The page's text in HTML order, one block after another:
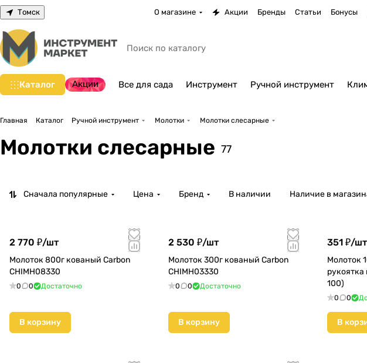
Томск О магазине Акции Бренды Статьи Бонусы
Каталог Акции Все для сада Инструмент Ручной инструмент
Главная Каталог Ручной инструмент Молотки Молотки слесарные
Молотки слесарные 77
Сначала популярные Цена Бренд В наличии Наличие в
2 770 ₽/шт
Молоток 800г кованый Carbon
CHIMH08330
0 0 Достаточно
В корзину
2 530 ₽/шт
Молоток 300г кованый Carbon
CHIMH03330
0 0 Достаточно
В корзину
351 ₽/шт
Молоток
рукоятка
100)
0 0
В